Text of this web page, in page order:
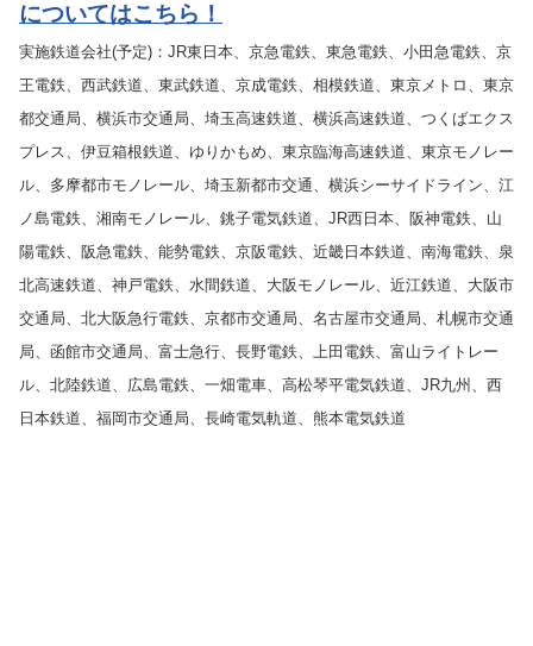
についてはこちら！
実施鉄道会社(予定)：JR東日本、京急電鉄、東急電鉄、小田急電鉄、京
王電鉄、西武鉄道、東武鉄道、京成電鉄、相模鉄道、東京メトロ、東京
都交通局、横浜市交通局、埼玉高速鉄道、横浜高速鉄道、つくばエクス
プレス、伊豆箱根鉄道、ゆりかもめ、東京臨海高速鉄道、東京モノレー
ル、多摩都市モノレール、埼玉新都市交通、横浜シーサイドライン、江
ノ島電鉄、湘南モノレール、銚子電気鉄道、JR西日本、阪神電鉄、山
陽電鉄、阪急電鉄、能勢電鉄、京阪電鉄、近畿日本鉄道、南海電鉄、泉
北高速鉄道、神戸電鉄、水間鉄道、大阪モノレール、近江鉄道、大阪市
交通局、北大阪急行電鉄、京都市交通局、名古屋市交通局、札幌市交通
局、函館市交通局、富士急行、長野電鉄、上田電鉄、富山ライトレー
ル、北陸鉄道、広島電鉄、一畑電車、高松琴平電気鉄道、JR九州、西
日本鉄道、福岡市交通局、長崎電気軌道、熊本電気鉄道